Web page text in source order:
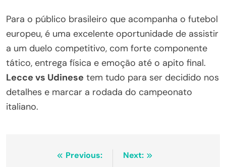
Para o público brasileiro que acompanha o futebol
europeu, é uma excelente oportunidade de assistir
a um duelo competitivo, com forte componente
tático, entrega física e emoção até o apito final.
Lecce vs Udinese tem tudo para ser decidido nos
detalhes e marcar a rodada do campeonato
italiano.
NavegaçãoPrevious:
Next: